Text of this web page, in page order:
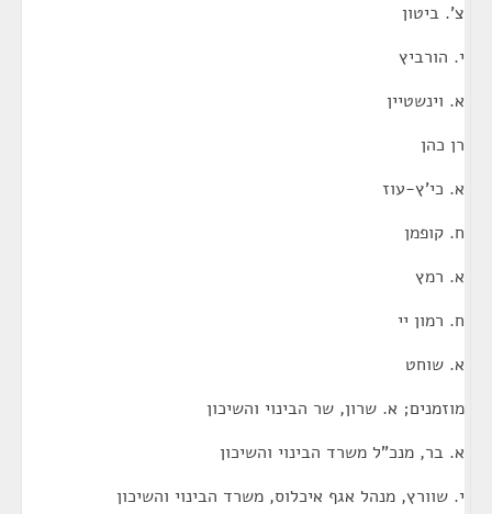
צ'. ביטון
י. הורביץ
א. וינשטיין
רן כהן
א. כי'ץ-עוז
ח. קופמן
א. רמץ
ח. רמון יי
א. שוחט
מוזמנים; א. שרון, שר הבינוי והשיכון
א. בר, מנכ"ל משרד הבינוי והשיכון
י. שוורץ, מנהל אגף איכלוס, משרד הבינוי והשיכון